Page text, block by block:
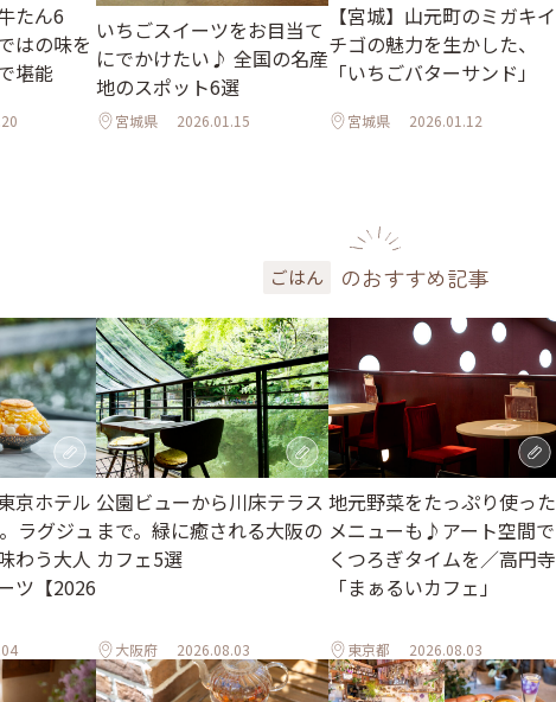
たん6
はの味を
堪能
いちごスイーツをお目当て
にでかけたい♪ 全国の名産
地のスポット6選
宮城県 2026.01.15
【宮城】山元町のミガキイ
チゴの魅力を生かした、
「いちごバターサンド」
宮城県 2026.01.12
ごはん のおすすめ記事
京ホテル
ラグジュ
わう大人
ツ【2026
公園ビューから川床テラス
まで。緑に癒される大阪の
カフェ5選
大阪府 2026.08.03
地元野菜をたっぷり使った
メニューも♪アート空間で
くつろぎタイムを／高円寺
「まぁるいカフェ」
東京都 2026.08.03